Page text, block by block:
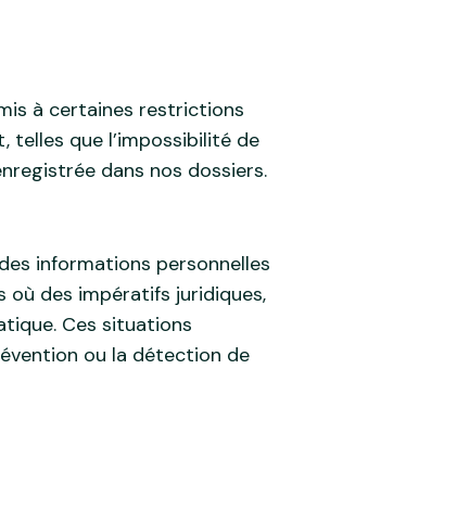
à certaines restrictions
telles que l’impossibilité de
dans nos dossiers.
informations personnelles
des impératifs juridiques,
Ces situations
ou la détection de